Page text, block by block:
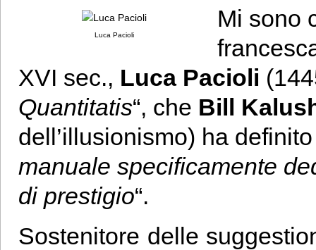
Luca Pacioli
Mi sono
XVI sec., Luca Pacioli
Quantitatis“, che Bill
dell’illusionismo) ha
manuale specificamente
di prestigio“.
Sostenitore delle